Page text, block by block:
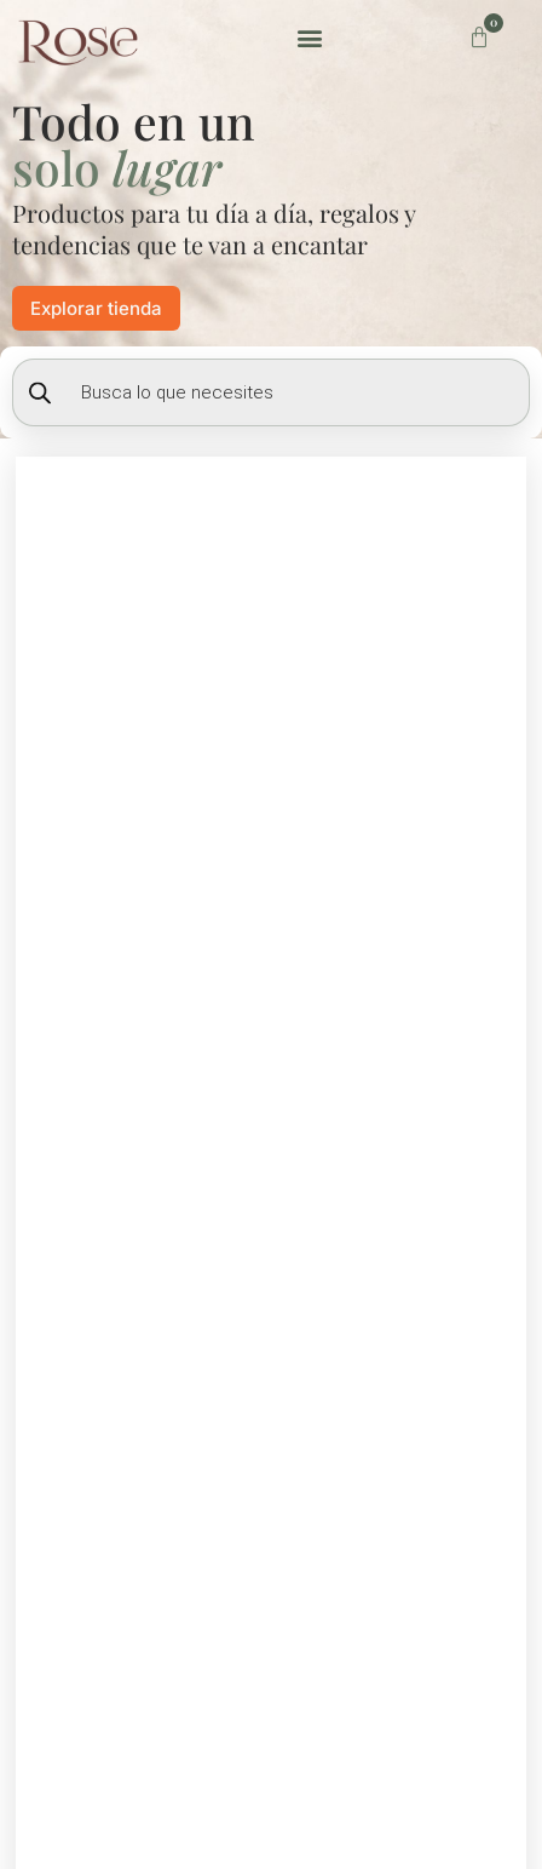
contenido
0
Carrito
Todo en un
sololugar
Productos para tu día a día, regalos y
tendencias que te van a encantar
Explorar tienda
Búsqueda
de
productos